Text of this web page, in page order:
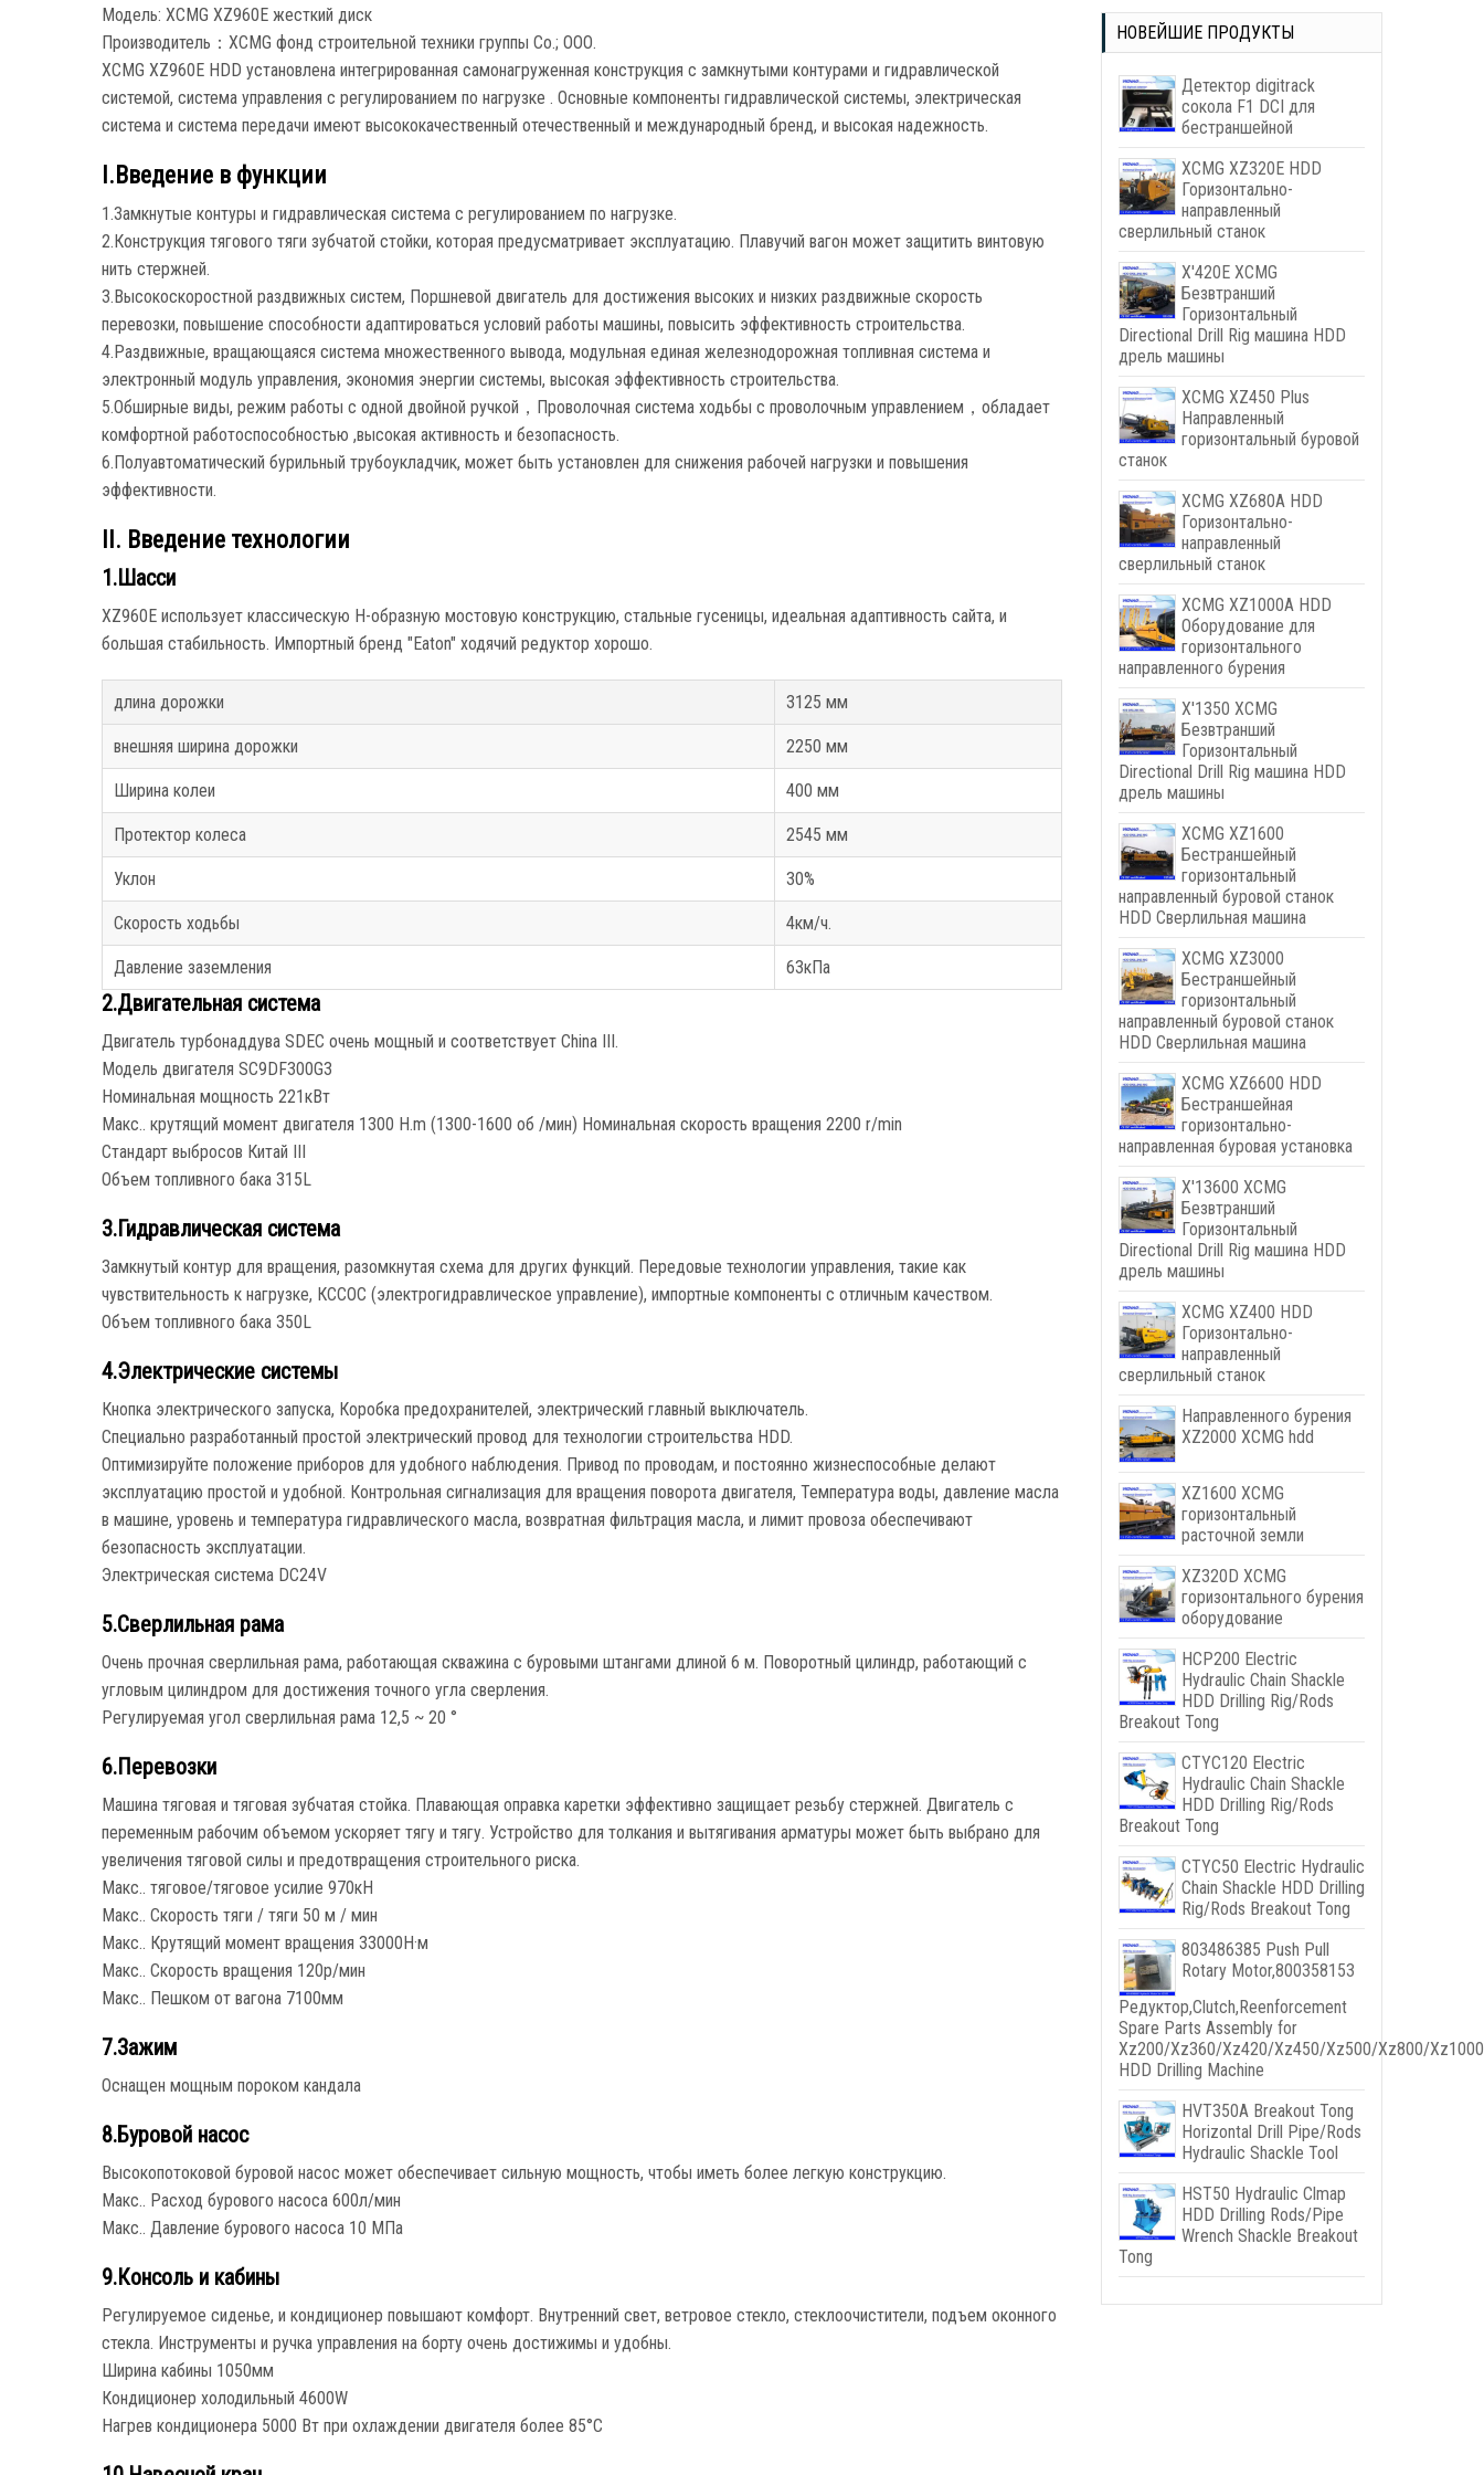
Модель: XCMG XZ960E жесткий диск
Производитель：XCMG фонд строительной техники группы Co.; ООО.
XCMG XZ960E HDD установлена интегрированная самонагруженная конструкция с замкнутыми контурами и гидравлической
системой, система управления с регулированием по нагрузке . Основные компоненты гидравлической системы, электрическая
система и система передачи имеют высококачественный отечественный и международный бренд, и высокая надежность.
I.Введение в функции
1.Замкнутые контуры и гидравлическая система с регулированием по нагрузке.
2.Конструкция тягового тяги зубчатой стойки, которая предусматривает эксплуатацию. Плавучий вагон может защитить винтовую
нить стержней.
3.Высокоскоростной раздвижных систем, Поршневой двигатель для достижения высоких и низких раздвижные скорость
перевозки, повышение способности адаптироваться условий работы машины, повысить эффективность строительства.
4.Раздвижные, вращающаяся система множественного вывода, модульная единая железнодорожная топливная система и
электронный модуль управления, экономия энергии системы, высокая эффективность строительства.
5.Обширные виды, режим работы с одной двойной ручкой，Проволочная система ходьбы с проволочным управлением，обладает
комфортной работоспособностью ,высокая активность и безопасность.
6.Полуавтоматический бурильный трубоукладчик, может быть установлен для снижения рабочей нагрузки и повышения
эффективности.
II. Введение технологии
1.Шасси
XZ960E использует классическую H-образную мостовую конструкцию, стальные гусеницы, идеальная адаптивность сайта, и
большая стабильность. Импортный бренд "Eaton" ходячий редуктор хорошо.
длина дорожки 3125 мм
внешняя ширина дорожки 2250 мм
Ширина колеи 400 мм
Протектор колеса 2545 мм
Уклон 30%
Скорость ходьбы 4км/ч.
Давление заземления 63кПа
2.Двигательная система
Двигатель турбонаддува SDEC очень мощный и соответствует China III.
Модель двигателя SC9DF300G3
Номинальная мощность 221кВт
Макс.. крутящий момент двигателя 1300 Н.m (1300-1600 об /мин) Номинальная скорость вращения 2200 r/min
Стандарт выбросов Китай III
Объем топливного бака 315L
3.Гидравлическая система
Замкнутый контур для вращения, разомкнутая схема для других функций. Передовые технологии управления, такие как
чувствительность к нагрузке, КССОС (электрогидравлическое управление), импортные компоненты с отличным качеством.
Объем топливного бака 350L
4.Электрические системы
Кнопка электрического запуска, Коробка предохранителей, электрический главный выключатель.
Специально разработанный простой электрический провод для технологии строительства HDD.
Оптимизируйте положение приборов для удобного наблюдения. Привод по проводам, и постоянно жизнеспособные делают
эксплуатацию простой и удобной. Контрольная сигнализация для вращения поворота двигателя, Температура воды, давление масла
в машине, уровень и температура гидравлического масла, возвратная фильтрация масла, и лимит провоза обеспечивают
безопасность эксплуатации.
Электрическая система DC24V
5.Сверлильная рама
Очень прочная сверлильная рама, работающая скважина с буровыми штангами длиной 6 м. Поворотный цилиндр, работающий с
угловым цилиндром для достижения точного угла сверления.
Регулируемая угол сверлильная рама 12,5 ~ 20 °
6.Перевозки
Машина тяговая и тяговая зубчатая стойка. Плавающая оправка каретки эффективно защищает резьбу стержней. Двигатель с
переменным рабочим объемом ускоряет тягу и тягу. Устройство для толкания и вытягивания арматуры может быть выбрано для
увеличения тяговой силы и предотвращения строительного риска.
Макс.. тяговое/тяговое усилие 970кН
Макс.. Скорость тяги / тяги 50 м / мин
Макс.. Крутящий момент вращения 33000Н·м
Макс.. Скорость вращения 120р/мин
Макс.. Пешком от вагона 7100мм
7.Зажим
Оснащен мощным пороком кандала
8.Буровой насос
Высокопотоковой буровой насос может обеспечивает сильную мощность, чтобы иметь более легкую конструкцию.
Макс.. Расход бурового насоса 600л/мин
Макс.. Давление бурового насоса 10 МПа
9.Консоль и кабины
Регулируемое сиденье, и кондиционер повышают комфорт. Внутренний свет, ветровое стекло, стеклоочистители, подъем оконного
стекла. Инструменты и ручка управления на борту очень достижимы и удобны.
Ширина кабины 1050мм
Кондиционер холодильный 4600W
Нагрев кондиционера 5000 Вт при охлаждении двигателя более 85°C
НОВЕЙШИЕ ПРОДУКТЫ
Детектор digitrack
сокола F1 DCI для
бестраншейной
XCMG XZ320E HDD
Горизонтально-
направленный
сверлильный станок
X'420E XCMG
Безвтранший
Горизонтальный
Directional Drill Rig машина HDD
дрель машины
XCMG XZ450 Plus
Направленный
горизонтальный буровой
станок
XCMG XZ680A HDD
Горизонтально-
направленный
сверлильный станок
XCMG XZ1000A HDD
Оборудование для
горизонтального
направленного бурения
X'1350 XCMG
Безвтранший
Горизонтальный
Directional Drill Rig машина HDD
дрель машины
XCMG XZ1600
Бестраншейный
горизонтальный
направленный буровой станок
HDD Сверлильная машина
XCMG XZ3000
Бестраншейный
горизонтальный
направленный буровой станок
HDD Сверлильная машина
XCMG XZ6600 HDD
Бестраншейная
горизонтально-
направленная буровая установка
X'13600 XCMG
Безвтранший
Горизонтальный
Directional Drill Rig машина HDD
дрель машины
XCMG XZ400 HDD
Горизонтально-
направленный
сверлильный станок
Направленного бурения
XZ2000 XCMG hdd
XZ1600 XCMG
горизонтальный
расточной земли
XZ320D XCMG
горизонтального бурения
оборудование
HCP200 Electric
Hydraulic Chain Shackle
HDD Drilling Rig/Rods
Breakout Tong
CTYC120 Electric
Hydraulic Chain Shackle
HDD Drilling Rig/Rods
Breakout Tong
CTYC50 Electric Hydraulic
Chain Shackle HDD Drilling
Rig/Rods Breakout Tong
803486385 Push Pull
Rotary Motor,800358153
Редуктор,Clutch,Reenforcement
Spare Parts Assembly for
Xz200/Xz360/Xz420/Xz450/Xz500/Xz800/
HDD Drilling Machine
HVT350A Breakout Tong
Horizontal Drill Pipe/Rods
Hydraulic Shackle Tool
HST50 Hydraulic Clmap
HDD Drilling Rods/Pipe
Wrench Shackle Breakout
Tong